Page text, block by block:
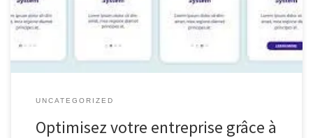
cherchent à rester compétitives. Que ce soit pour améliorer la
collaboration entre les équipes, […]
UNCATEGORIZED
Optimisez votre entreprise grâce à